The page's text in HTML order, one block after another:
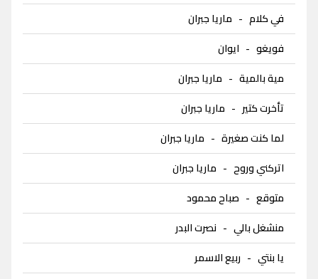
في كلام - ماريا جبران
فويغو - ايوان
مية بالمية - ماريا جبران
تأخرت كتير- ماريا جبران
لما كنت صغيرة - ماريا جبران
اتركني وروح - ماريا جبران
متوقع - صباح محمود
منشغل بالي - نصرت البدر
يا بنتي - ربيع الاسمر